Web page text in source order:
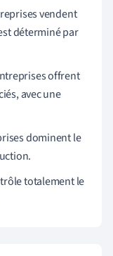
vendent
déterminé par
offrent
avec une
dominent le
totalement le